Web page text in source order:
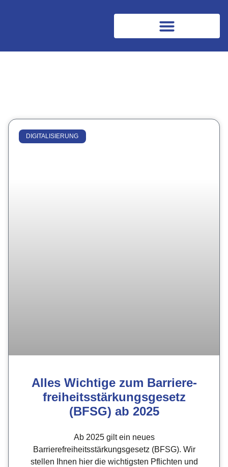
DIGITALISIERUNG
Alles Wichtige zum Barriere­
freiheits­stärkungs­gesetz
(BFSG) ab 2025
Ab 2025 gilt ein neues
Barrierefreiheitsstärkungsgesetz (BFSG). Wir
stellen Ihnen hier die wichtigsten Pflichten und